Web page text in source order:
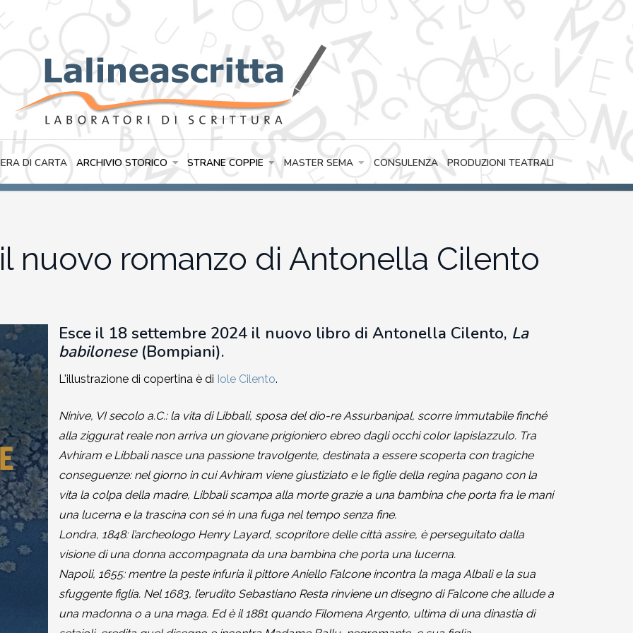
DI CARTA ARCHIVIO STORICO STRANE COPPIE MASTER SEMA CONSULENZA PRODUZIONI TEATRALI
nuovo romanzo di Antonella Cilento
Esce il 18 settembre 2024 il nuovo libro di Antonella Cilento, La
babilonese(Bompiani).
L'illustrazione di copertina è di Iole Cilento.
Ninive, VI secolo a.C.: la vita di Libbali, sposa del dio-re Assurbanipal, scorre immutabile finché
alla ziggurat reale non arriva un giovane prigioniero ebreo dagli occhi color lapislazzulo. Tra
Avhiram e Libbali nasce una passione travolgente, destinata a essere scoperta con tragiche
conseguenze: nel giorno in cui Avhiram viene giustiziato e le figlie della regina pagano con la
vita la colpa della madre, Libbali scampa alla morte grazie a una bambina che porta fra le mani
una lucerna e la trascina con sé in una fuga nel tempo senza fine.
Londra, 1848: l’archeologo Henry Layard, scopritore delle città assire, è perseguitato dalla
visione di una donna accompagnata da una bambina che porta una lucerna.
Napoli, 1655: mentre la peste infuria il pittore Aniello Falcone incontra la maga Albalì e la sua
sfuggente figlia. Nel 1683, l’erudito Sebastiano Resta rinviene un disegno di Falcone che allude a
una madonna o a una maga. Ed è il 1881 quando Filomena Argento, ultima di una dinastia di